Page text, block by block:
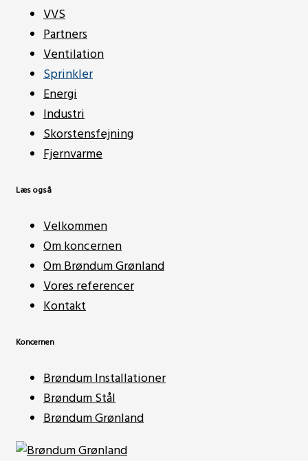
VVS
Partners
Ventilation
Sprinkler
Energi
Industri
Skorstensfejning
Fjernvarme
Læs også
Velkommen
Om koncernen
Om Brøndum Grønland
Vores referencer
Kontakt
Koncernen
Brøndum Installationer
Brøndum Stål
Brøndum Grønland